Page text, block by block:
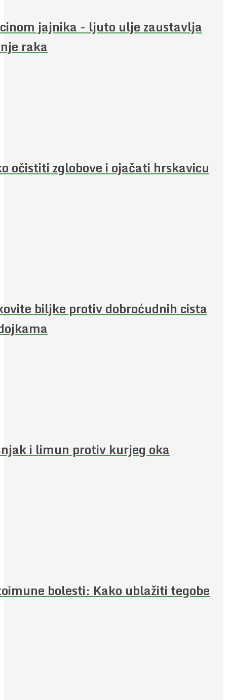
jajnika - ljuto ulje zaustavlja
raka
očistiti zglobove i ojačati hrskavicu
biljke protiv dobroćudnih cista
i limun protiv kurjeg oka
bolesti: Kako ublažiti tegobe